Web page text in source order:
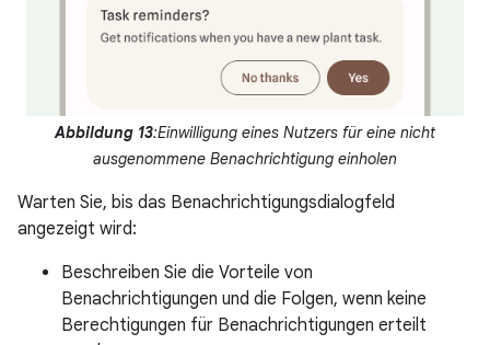
Abbildung 13:Einwilligung eines Nutzers für eine nicht
ausgenommene Benachrichtigung einholen
Warten Sie, bis das Benachrichtigungsdialogfeld
angezeigt wird:
Beschreiben Sie die Vorteile von
Benachrichtigungen und die Folgen, wenn keine
Berechtigungen für Benachrichtigungen erteilt